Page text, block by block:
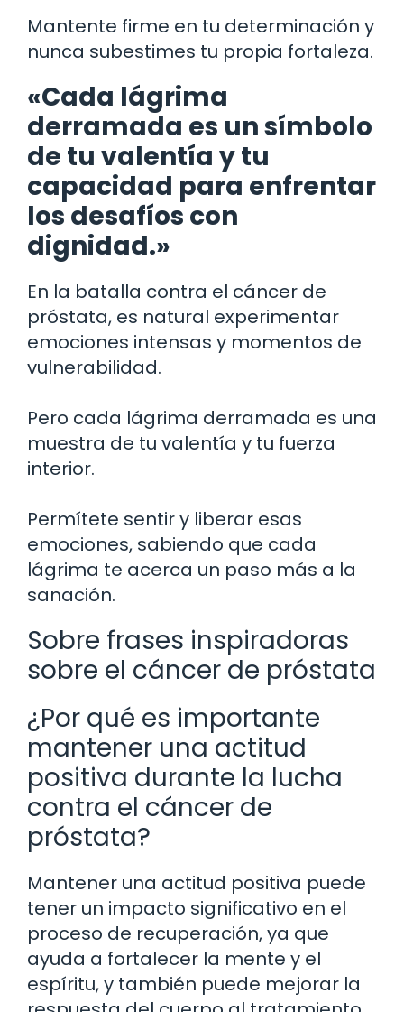
Mantente firme en tu determinación y
nunca subestimes tu propia fortaleza.
«Cada lágrima
derramada es un símbolo
de tu valentía y tu
capacidad para enfrentar
los desafíos con
dignidad.»
En la batalla contra el cáncer de
próstata, es natural experimentar
emociones intensas y momentos de
vulnerabilidad.
Pero cada lágrima derramada es una
muestra de tu valentía y tu fuerza
interior.
Permítete sentir y liberar esas
emociones, sabiendo que cada
lágrima te acerca un paso más a la
sanación.
Sobre frases inspiradoras
sobre el cáncer de próstata
¿Por qué es importante
mantener una actitud
positiva durante la lucha
contra el cáncer de
próstata?
Mantener una actitud positiva puede
tener un impacto significativo en el
proceso de recuperación, ya que
ayuda a fortalecer la mente y el
espíritu, y también puede mejorar la